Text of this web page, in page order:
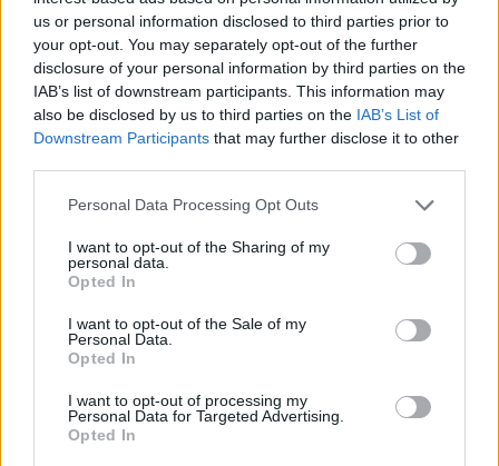
us or personal information disclosed to third parties prior to
your opt-out. You may separately opt-out of the further
disclosure of your personal information by third parties on the
IAB’s list of downstream participants. This information may
also be disclosed by us to third parties on the IAB’s List of
Downstream Participants that may further disclose it to other
Personal Data Processing Opt Outs
I want to opt-out of the Sharing of my
personal data.
Opted In
I want to opt-out of the Sale of my
Personal Data.
Opted In
I want to opt-out of processing my
Personal Data for Targeted Advertising.
Opted In